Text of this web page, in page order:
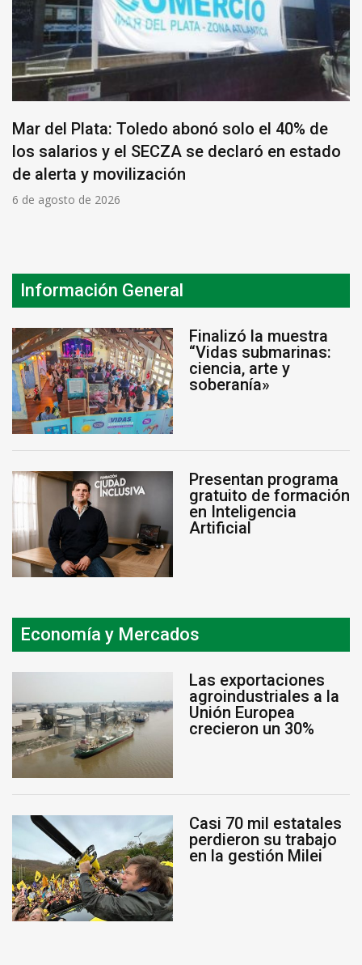
Mar del Plata: Toledo abonó solo el 40% de
los salarios y el SECZA se declaró en estado
de alerta y movilización
6 de agosto de 2026
Información General
Finalizó la muestra
“Vidas submarinas:
ciencia, arte y
soberanía»
Presentan programa
gratuito de formación
en Inteligencia
Artificial
Economía y Mercados
Las exportaciones
agroindustriales a la
Unión Europea
crecieron un 30%
Casi 70 mil estatales
perdieron su trabajo
en la gestión Milei